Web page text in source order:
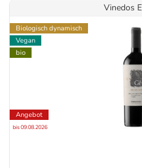
Vinedos
Biologisch dynamisch
Vegan
bio
Angebot
bis 09.08.2026